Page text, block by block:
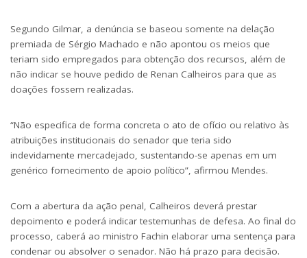
Segundo Gilmar, a denúncia se baseou somente na delação
premiada de Sérgio Machado e não apontou os meios que
teriam sido empregados para obtenção dos recursos, além de
não indicar se houve pedido de Renan Calheiros para que as
doações fossem realizadas.
“Não especifica de forma concreta o ato de ofício ou relativo às
atribuições institucionais do senador que teria sido
indevidamente mercadejado, sustentando-se apenas em um
genérico fornecimento de apoio político”, afirmou Mendes.
Com a abertura da ação penal, Calheiros deverá prestar
depoimento e poderá indicar testemunhas de defesa. Ao final do
processo, caberá ao ministro Fachin elaborar uma sentença para
condenar ou absolver o senador. Não há prazo para decisão.